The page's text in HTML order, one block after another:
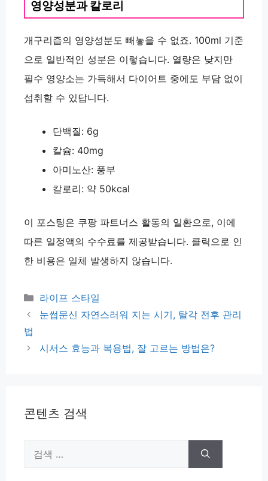
영양성분과 칼로리
개구리즙의 영양성분도 빼놓을 수 없죠. 100ml 기준
으로 일반적인 성분은 이렇습니다. 열량은 낮지만
필수 영양소는 가득해서 다이어트 중에도 부담 없이
섭취할 수 있답니다.
단백질: 6g
칼슘: 40mg
아미노산: 풍부
칼로리: 약 50kcal
이 포스팅은 쿠팡 파트너스 활동의 일환으로, 이에
따른 일정액의 수수료를 제공받습니다. 클릭으로 인
한 비용은 일체 발생하지 않습니다.
카
테
라이프 스타일
눈썹문신 자연스러워 지는 시기, 탈각 전후 관리
법
시서스 효능과 복용법, 잘 고르는 방법은?
콘텐츠 검색